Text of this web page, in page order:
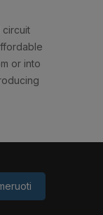
circuit
or into